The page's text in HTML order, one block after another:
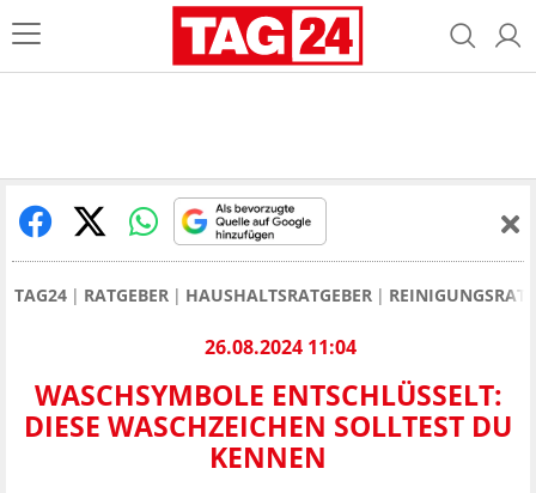
TAG24 RATGEBER HAUSHALTSRATGEBER
26.08.2024 11:04
WASCHSYMBOLE ENTSCHLÜSSELT:
DIESE WASCHZEICHEN SOLLTEST DU
KENNEN